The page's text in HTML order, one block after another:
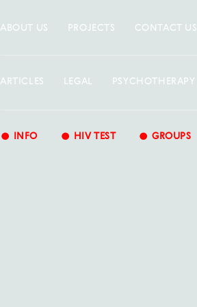
ABOUT US PROJECTS CONTACT US
ARTICLES LEGAL PSYCHOTHERAPY
• INFO • HIV TEST • GROUPS